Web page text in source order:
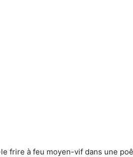
frire à feu moyen-vif dans une